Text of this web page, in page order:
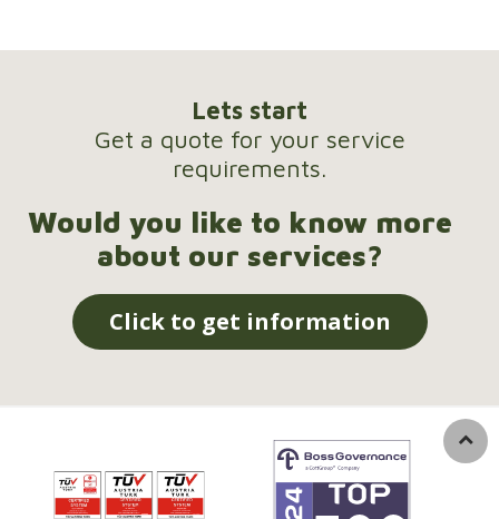
Lets start
Get a quote for your service
requirements.
Would you like to know more
about our services?
Click to get information